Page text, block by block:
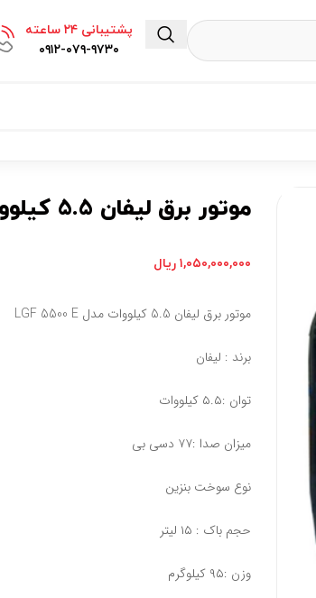
پشتیبانی ۲۴ ساعته
۰۹۱۲-۰۷۹-۹۷۳۰
موتور برق لیفان 5.5 کیلووات مدل LGF 5500 E
۱,۰۵۰,۰۰۰,۰۰۰ ریال
موتور برق لیفان 5.5 کیلووات مدل LGF 5500 E
برند : لیفان
توان :۵.۵ کیلووات
میزان صدا :۷۷ دسی بی
نوع سوخت بنزین
حجم باک : ۱۵ لیتر
وزن :۹۵ کیلوگرم